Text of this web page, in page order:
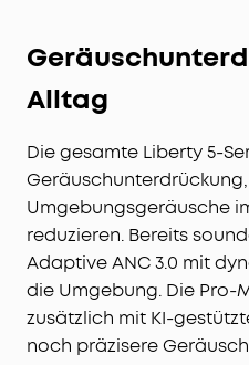
Alltag
Die gesamte Liberty 5-
Umgebungsgeräusche
reduzieren. Bereits
Adaptive ANC 3.0 mit
die Umgebung. Die Pro-
zusätzlich mit KI-
noch präzisere